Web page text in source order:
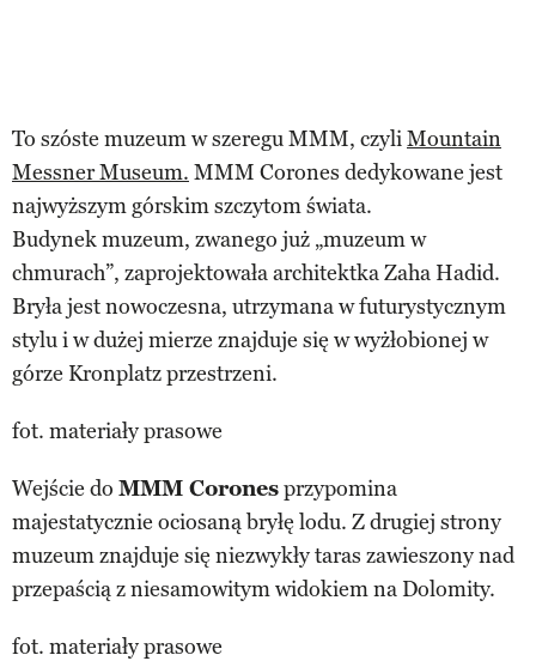
To szóste muzeum w szeregu MMM, czyliMountain
Messner Museum. MMM Corones dedykowane jest
najwyższym górskim szczytom świata.
Budynek muzeum, zwanego już „muzeum w
chmurach”, zaprojektowała architektka Zaha Hadid.
Bryła jest nowoczesna, utrzymana w futurystycznym
stylu i w dużej mierze znajduje się w wyżłobionej w
górze Kronplatz przestrzeni.
fot. materiały prasowe
Wejście do MMM Coronesprzypomina
majestatycznie ociosaną bryłę lodu. Z drugiej strony
muzeum znajduje się niezwykły taras zawieszony nad
przepaścią z niesamowitym widokiem na Dolomity.
fot. materiały prasowe